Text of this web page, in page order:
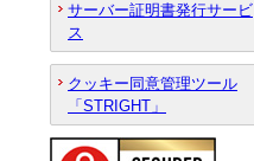
サーバー証明書発行サービ
ス
クッキー同意管理ツール
「STRIGHT」